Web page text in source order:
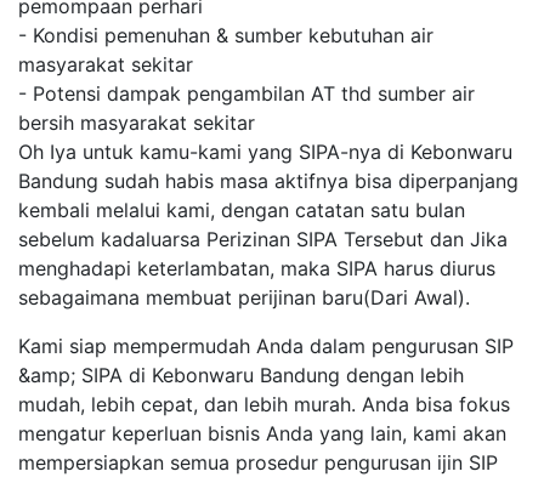
pemompaan perhari
- Kondisi pemenuhan & sumber kebutuhan air
masyarakat sekitar
- Potensi dampak pengambilan AT thd sumber air
bersih masyarakat sekitar
Oh Iya untuk kamu-kami yang SIPA-nya di Kebonwaru
Bandung sudah habis masa aktifnya bisa diperpanjang
kembali melalui kami, dengan catatan satu bulan
sebelum kadaluarsa Perizinan SIPA Tersebut dan Jika
menghadapi keterlambatan, maka SIPA harus diurus
sebagaimana membuat perijinan baru(Dari Awal).
Kami siap mempermudah Anda dalam pengurusan SIP
&amp; SIPA di Kebonwaru Bandung dengan lebih
mudah, lebih cepat, dan lebih murah. Anda bisa fokus
mengatur keperluan bisnis Anda yang lain, kami akan
mempersiapkan semua prosedur pengurusan ijin SIP